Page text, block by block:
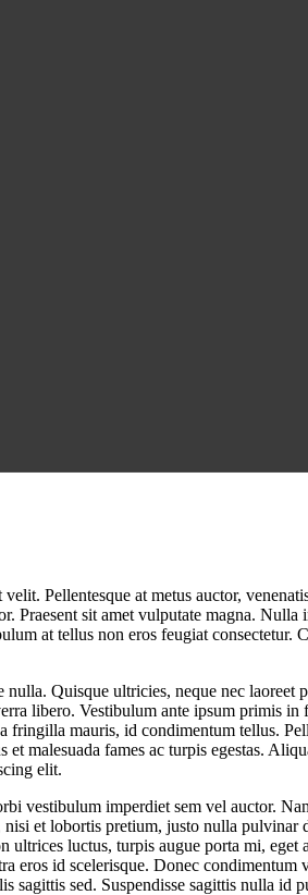
Pellentesque at metus auctor,
Praesent sit amet vulputate magna.
at tellus non eros feugiat
Quisque ultricies, neque nec
libero. Vestibulum ante ipsum primis
mauris, id condimentum tellus.
et malesuada fames ac turpis egestas.
elit.
vestibulum imperdiet sem vel auctor.
et lobortis pretium, justo nulla pulvinar
ultrices luctus, turpis augue porta mi,
eros id scelerisque. Donec
sagittis sed. Suspendisse sagittis nulla id